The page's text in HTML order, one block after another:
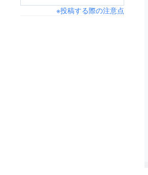
※投稿する際の注意点